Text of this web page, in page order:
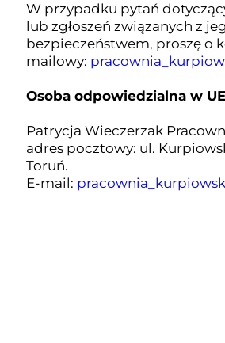
W przypadku pytań
lub zgłoszeń związanych z
bezpieczeństwem, proszę o
mailowy:
Osoba odpowiedzialna w
Patrycja Wieczerzak
adres pocztowy: ul.
Toruń.
E-mail: